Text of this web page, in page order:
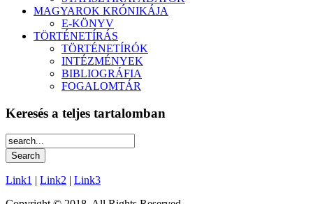
MAGYAROK KRÓNIKÁJA
E-KÖNYV
TÖRTÉNETÍRÁS
TÖRTÉNETÍRÓK
INTÉZMÉNYEK
BIBLIOGRÁFIA
FOGALOMTÁR
Keresés a teljes tartalomban
Link1 | Link2 | Link3